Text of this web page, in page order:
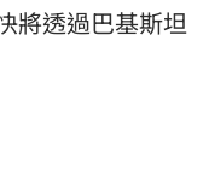
將透過巴基斯坦